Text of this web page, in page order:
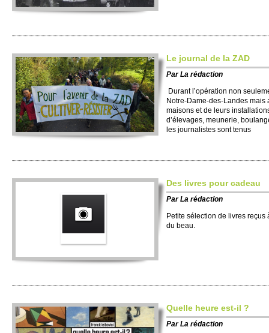
Le journal de la ZAD
ParLa rédaction
Durant l’opération non
Notre-Dame-des-Landes mais
maisons et de leurs
d’élevages, meunerie,
les journalistes sont tenus
Des livres pour cadeau
ParLa rédaction
Petite sélection de livres
du beau.
Quelle heure est-il ?
ParLa rédaction